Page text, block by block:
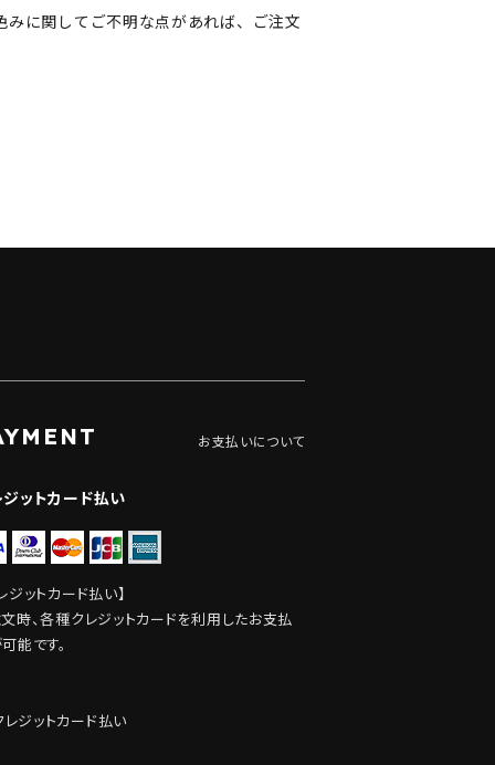
に関してご不明な点があれば、ご注文
お支払いについて
ットカード払い
ジットカード払い】
時、各種クレジットカードを利用したお支払
能です。